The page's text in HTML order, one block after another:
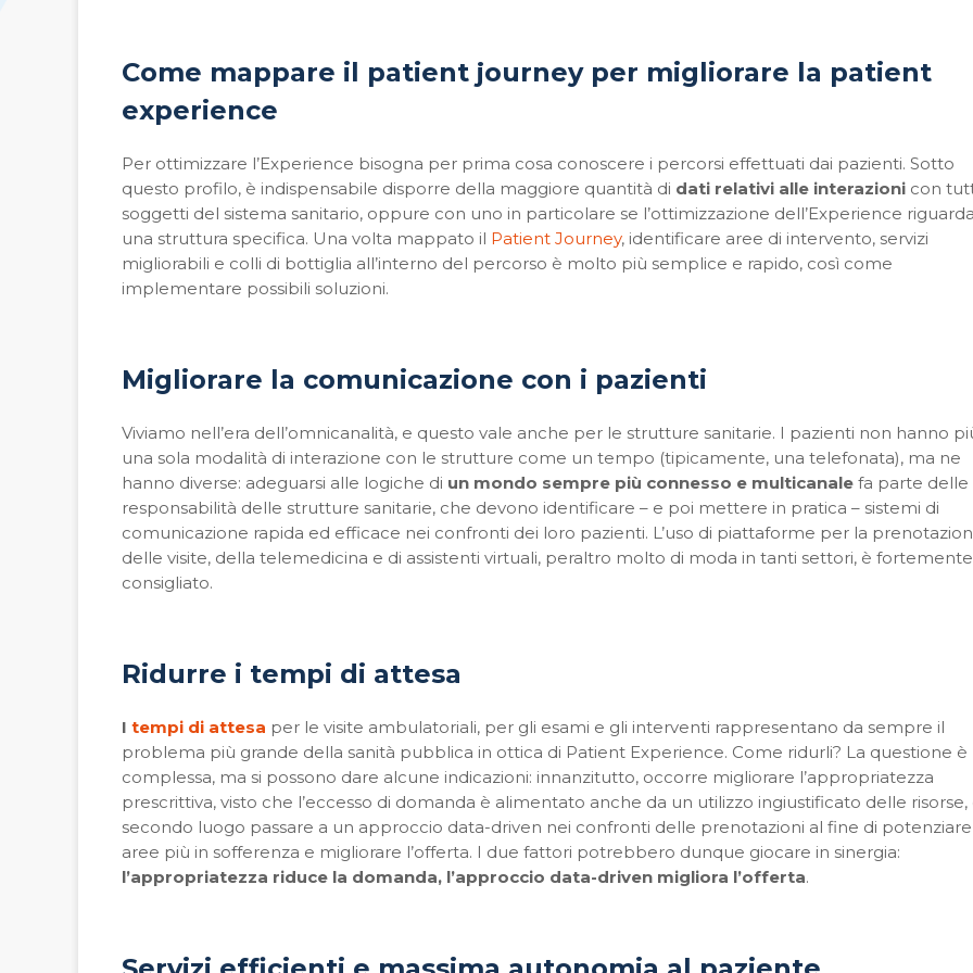
Come mappare il patient journey per migliorare la patient
experience
Per ottimizzare l’Experience bisogna per prima cosa conoscere i percorsi effettuati dai pazienti. Sotto
questo profilo, è indispensabile disporre della maggiore quantità di dati relativi alle interazioni con
soggetti del sistema sanitario, oppure con uno in particolare se l’ottimizzazione dell’Experience riguarda
una struttura specifica. Una volta mappato il Patient Journey, identificare aree di intervento, servizi
migliorabili e colli di bottiglia all’interno del percorso è molto più semplice e rapido, così come
implementare possibili soluzioni.
Migliorare la comunicazione con i pazienti
Viviamo nell’era dell’omnicanalità, e questo vale anche per le strutture sanitarie. I pazienti non hanno
una sola modalità di interazione con le strutture come un tempo (tipicamente, una telefonata), ma ne
hanno diverse: adeguarsi alle logiche di un mondo sempre più connesso e multicanale fa parte delle
responsabilità delle strutture sanitarie, che devono identificare – e poi mettere in pratica – sistemi di
comunicazione rapida ed efficace nei confronti dei loro pazienti. L’uso di piattaforme per la
delle visite, della telemedicina e di assistenti virtuali, peraltro molto di moda in tanti settori, è fortemente
consigliato.
Ridurre i tempi di attesa
I tempi di attesa per le visite ambulatoriali, per gli esami e gli interventi rappresentano da sempre il
problema più grande della sanità pubblica in ottica di Patient Experience. Come ridurli? La questione è
complessa, ma si possono dare alcune indicazioni: innanzitutto, occorre migliorare l’appropriatezza
prescrittiva, visto che l’eccesso di domanda è alimentato anche da un utilizzo ingiustificato delle risorse,
secondo luogo passare a un approccio data-driven nei confronti delle prenotazioni al fine di potenziare
aree più in sofferenza e migliorare l’offerta. I due fattori potrebbero dunque giocare in sinergia:
l’appropriatezza riduce la domanda, l’approccio data-driven migliora l’offerta.